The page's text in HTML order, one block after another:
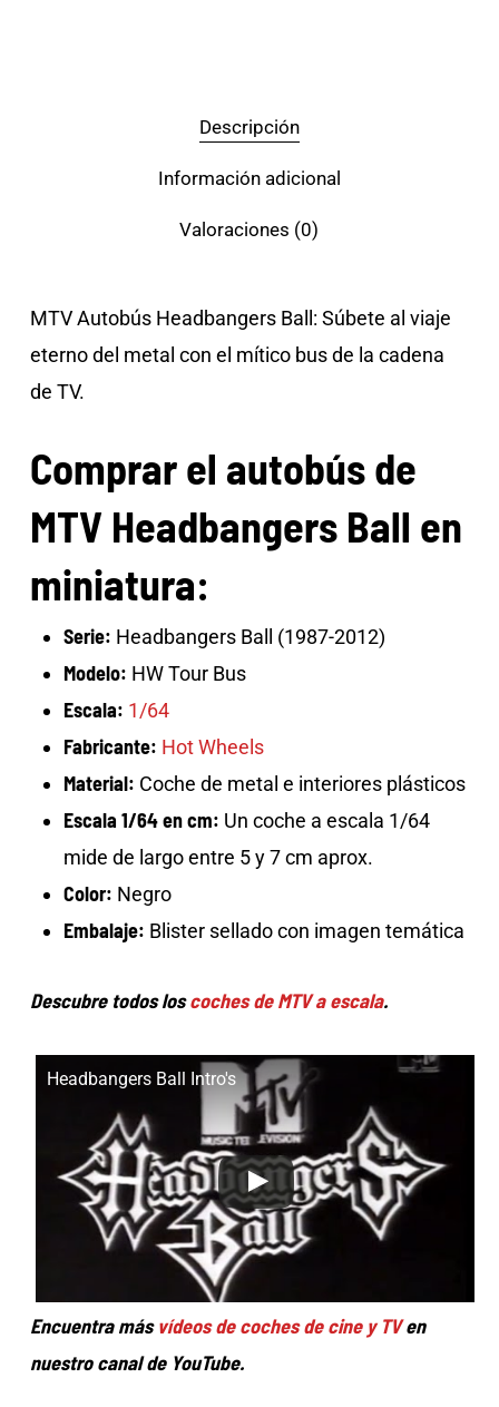
Descripción
Información adicional
Valoraciones (0)
MTV Autobús Headbangers Ball: Súbete al viaje
eterno del metal con el mítico bus de la cadena
de TV.
Comprar el autobús de
MTV Headbangers Ball en
miniatura:
Serie: Headbangers Ball (1987-2012)
Modelo: HW Tour Bus
Escala: 1/64
Fabricante: Hot Wheels
Material: Coche de metal e interiores plásticos
Escala 1/64 en cm: Un coche a escala 1/64
mide de largo entre 5 y 7 cm aprox.
Color: Negro
Embalaje: Blister sellado con imagen temática
Descubre todos loscoches de MTV a escala.
Headbangers Ball Intro's
Encuentra másvídeos de coches de cine y TVen
nuestro canal de YouTube.